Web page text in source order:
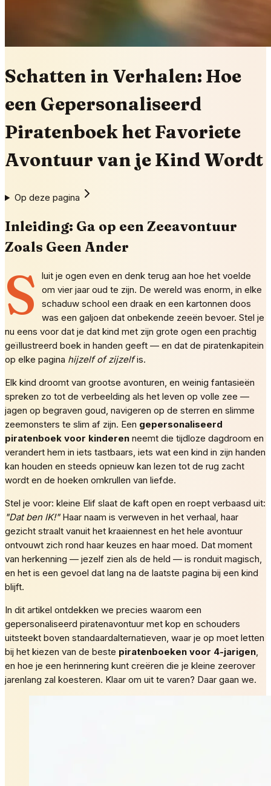
Schatten in Verhalen: Hoe
een Gepersonaliseerd
Piratenboek het Favoriete
Avontuur van je Kind Wordt
Op deze pagina
Inleiding: Ga op een Zeeavontuur
Zoals Geen Ander
S
luit je ogen even en denk terug aan hoe het voelde
om vier jaar oud te zijn. De wereld was enorm, in elke
schaduw school een draak en een kartonnen doos
was een galjoen dat onbekende zeeën bevoer. Stel je
nu eens voor dat je dat kind met zijn grote ogen een prachtig
geïllustreerd boek in handen geeft — en dat de piratenkapitein
op elke pagina hijzelf of zijzelfis.
Elk kind droomt van grootse avonturen, en weinig fantasieën
spreken zo tot de verbeelding als het leven op volle zee —
jagen op begraven goud, navigeren op de sterren en slimme
zeemonsters te slim af zijn. Een gepersonaliseerd
piratenboek voor kinderen neemt die tijdloze dagdroom en
verandert hem in iets tastbaars, iets wat een kind in zijn handen
kan houden en steeds opnieuw kan lezen tot de rug zacht
wordt en de hoeken omkrullen van liefde.
Stel je voor: kleine Elif slaat de kaft open en roept verbaasd uit:
"Dat ben IK!"Haar naam is verweven in het verhaal, haar
gezicht straalt vanuit het kraaiennest en het hele avontuur
ontvouwt zich rond haar keuzes en haar moed. Dat moment
van herkenning — jezelf zien als de held — is ronduit magisch,
en het is een gevoel dat lang na de laatste pagina bij een kind
blijft.
In dit artikel ontdekken we precies waarom een
gepersonaliseerd piratenavontuur met kop en schouders
uitsteekt boven standaardalternatieven, waar je op moet letten
bij het kiezen van de beste piratenboeken voor 4-jarigen
en hoe je een herinnering kunt creëren die je kleine zeerover
jarenlang zal koesteren. Klaar om uit te varen? Daar gaan we.